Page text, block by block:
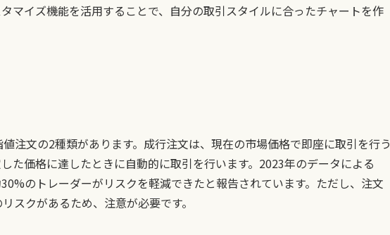
マイズ機能を活用することで、自分の取引スタイルに合ったチャートを作
注文の2種類があります。成行注文は、現在の市場価格で即座に取引を行う
た価格に達したときに自動的に取引を行います。2023年のデータによる
のトレーダーがリスクを軽減できたと報告されています。ただし、注文
スクがあるため、注意が必要です。